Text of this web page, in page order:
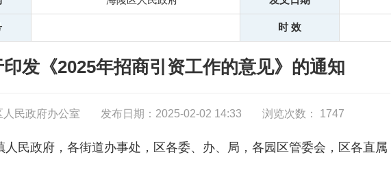
时 效
印发《2025年招商引资工作的意见》的通知
民政府办公室 发布日期：2025-02-02 14:33 浏览次数： 1747
人民政府，各街道办事处，区各委、办、局，各园区管委会，区各直属